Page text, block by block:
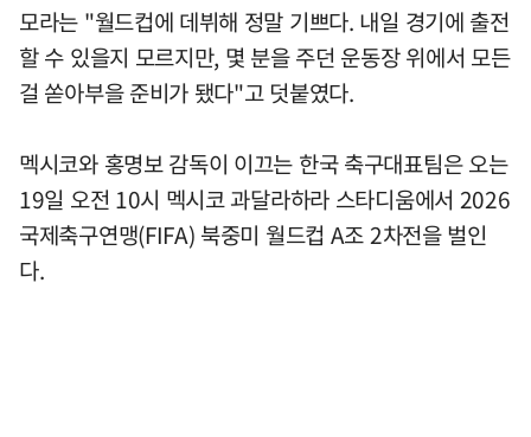
모라는 "월드컵에 데뷔해 정말 기쁘다. 내일 경기에 출전
할 수 있을지 모르지만, 몇 분을 주던 운동장 위에서 모든
걸 쏟아부을 준비가 됐다"고 덧붙였다.
멕시코와 홍명보 감독이 이끄는 한국 축구대표팀은 오는
19일 오전 10시 멕시코 과달라하라 스타디움에서 2026
국제축구연맹(FIFA) 북중미 월드컵 A조 2차전을 벌인
다.